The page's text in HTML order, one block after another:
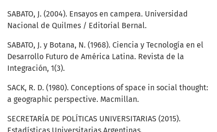
SABATO, J. (2004). Ensayos en campera. Universidad
Nacional de Quilmes / Editorial Bernal.
SABATO, J. y Botana, N. (1968). Ciencia y Tecnología en el
Desarrollo Futuro de América Latina. Revista de la
Integración, 1(3).
SACK, R. D. (1980). Conceptions of space in social thought:
a geographic perspective. Macmillan.
SECRETARÍA DE POLÍTICAS UNIVERSITARIAS (2015).